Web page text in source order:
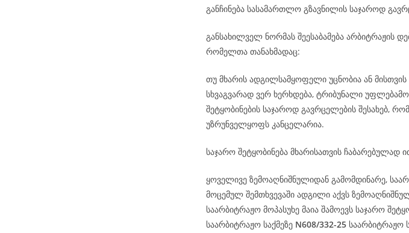
განჩინება სასამართლო გზავნილის საჯაროდ
განსახილველ ნორმას შეესაბამება არბიტრაჟის
რომელთა თანახმადაც:
თუ მხარის ადგილსამყოფელი უცნობია ან მისთვის
სხვაგვარად ვერ ხერხდება, ტრიბუნალი
შეტყობინების საჯაროდ გავრცელების შესახებ,
უზრუნველყოფს კანცელარია.
საჯარო შეტყობინება მხარისათვის ჩაბარებულად
ყოველივე ზემოაღნიშნულიდან გამომდინარე,
მოცემულ შემთხვევაში ადგილი აქვს
საარბიტრაჟო მოპასუხე მაია შამოევს საჯარო
საარბიტრაჟო საქმეზე N608/332-25 საარბიტრაჟო